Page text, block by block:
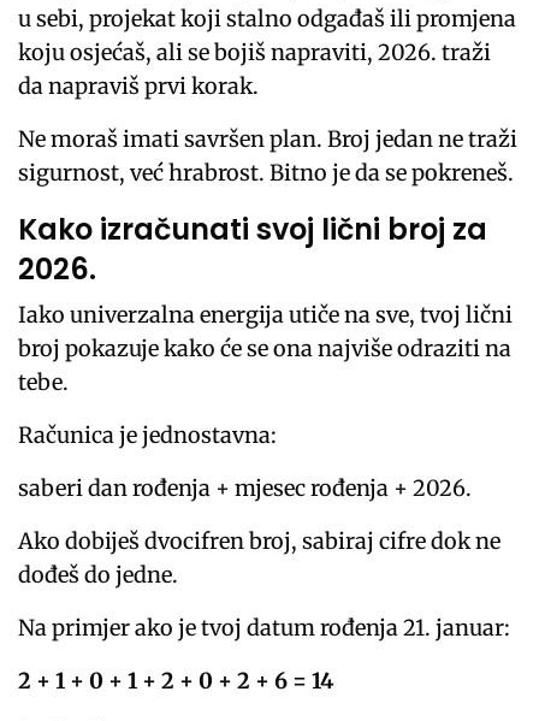
u sebi, projekat koji stalno odgađaš ili promjena
koju osjećaš, ali se bojiš napraviti, 2026. traži
da napraviš prvi korak.
Ne moraš imati savršen plan. Broj jedan ne traži
sigurnost, već hrabrost. Bitno je da se pokreneš.
Kako izračunati svoj lični broj za
2026.
Iako univerzalna energija utiče na sve, tvoj lični
broj pokazuje kako će se ona najviše odraziti na
tebe.
Računica je jednostavna:
saberi dan rođenja + mjesec rođenja + 2026.
Ako dobiješ dvocifren broj, sabiraj cifre dok ne
dođeš do jedne.
Na primjer ako je tvoj datum rođenja 21. januar:
2 + 1 + 0 + 1 + 2 + 0 + 2 + 6 = 14